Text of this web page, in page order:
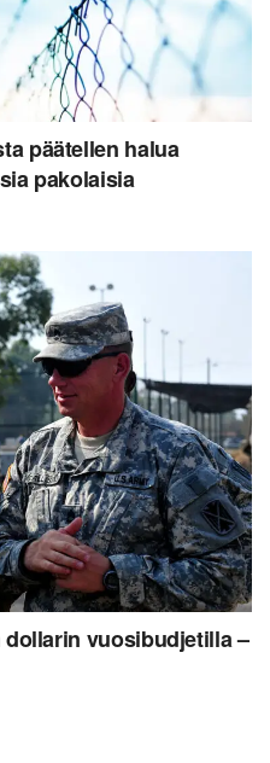
päätellen halua
pakolaisia
vuosibudjetilla –